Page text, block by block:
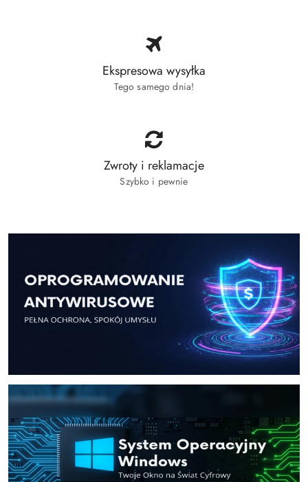
Ekspresowa wysyłka
Tego samego dnia!
Zwroty i reklamacje
Szybko i pewnie